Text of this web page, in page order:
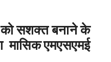
को सशक्त बनाने के
मासिक एमएसएमई